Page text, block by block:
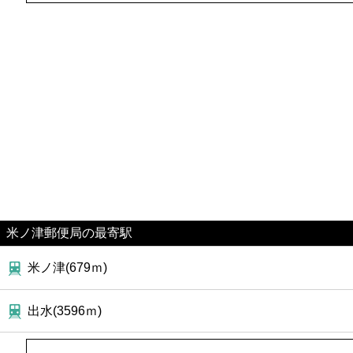
ファーストフード
病院
ホテル
米ノ津郵便局の最寄駅
米ノ津(679ｍ)
出水(3596ｍ)